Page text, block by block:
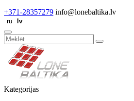
+371-28357279 info@lonebaltika.lv
Kategorijas